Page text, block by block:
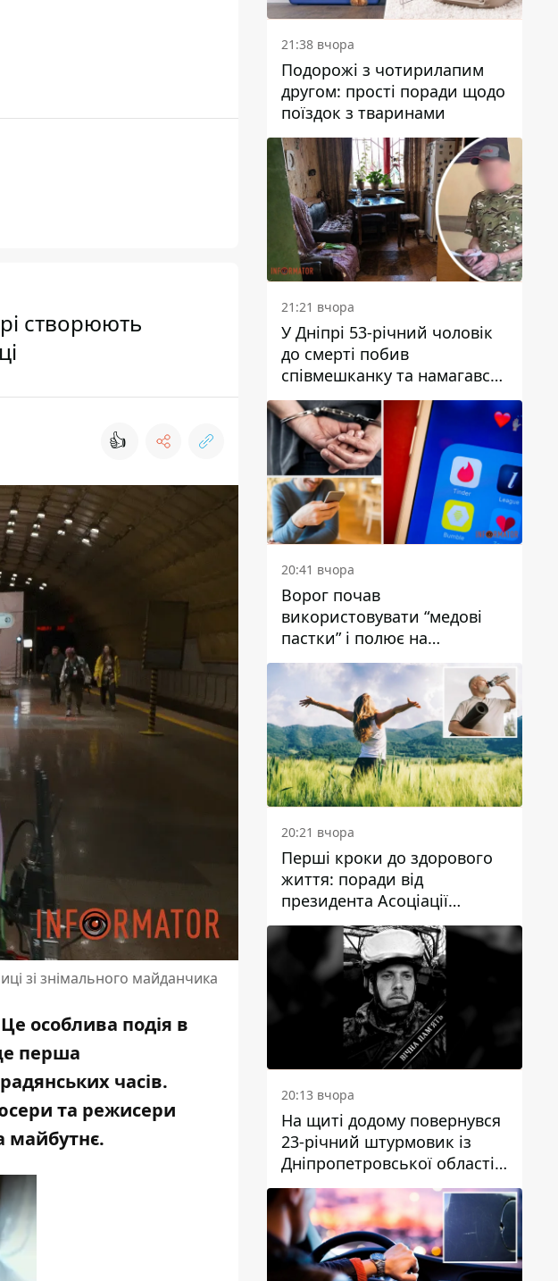
створюють
👍
зі знімального майданчика
особлива подія в
перша
часів.
та режисери
майбутнє.
21:38 вчора
Подорожі з чотирилапим
другом: прості поради щодо
поїздок з тваринами
21:21 вчора
У Дніпрі 53-річний чоловік
до смерті побив
співмешканку та намагався
приховати злочин: деталі
20:41 вчора
Ворог почав
використовувати “медові
пастки” і полює на
українських військових
20:21 вчора
Перші кроки до здорового
життя: поради від
президента Асоціації
дієтологів України
20:13 вчора
На щиті додому повернувся
23-річний штурмовик із
Дніпропетровської області
Богдан Бескровний